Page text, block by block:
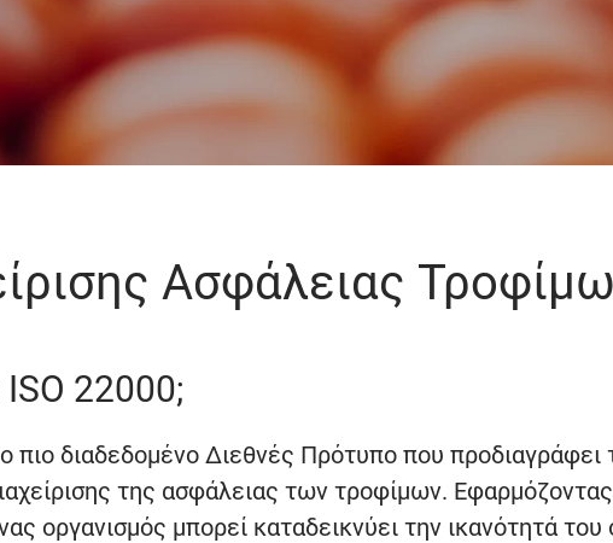
Ασφάλειας
ISO 22000;
πιο διαδεδομένο Διεθνές Πρότυπο που προδιαγράφει
της ασφάλειας των τροφίμων. Εφαρμόζοντας
οργανισμός μπορεί καταδεικνύει την ικανότητά